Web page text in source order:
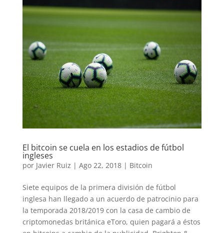
El bitcoin se cuela en los estadios de fútbol
ingleses
por Javier Ruiz | Ago 22, 2018| Bitcoin
Siete equipos de la primera división de fútbol
inglesa han llegado a un acuerdo de patrocinio para
la temporada 2018/2019 con la casa de cambio de
criptomonedas británica eToro, quien pagará a éstos